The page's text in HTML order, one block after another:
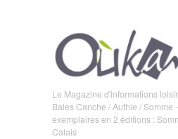
Le Magazine d'informations
Baies Canche / Authie / Somme
exemplaires en 2 éditions :
Calais